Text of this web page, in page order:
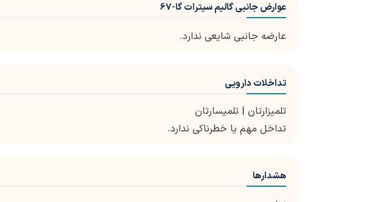
عوارض جانبی گالیم سیترات گا-67
عارضه جانبی شایعی ندارد.
تداخلات دارویی
تلمیزارتان | تلمیسارتان
تداخل مهم یا خطرناکی ندارد.
هشدارها